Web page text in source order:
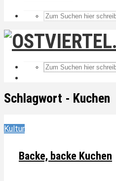
Schlagwort - Kuchen
Kultur
Backe, backe Kuchen